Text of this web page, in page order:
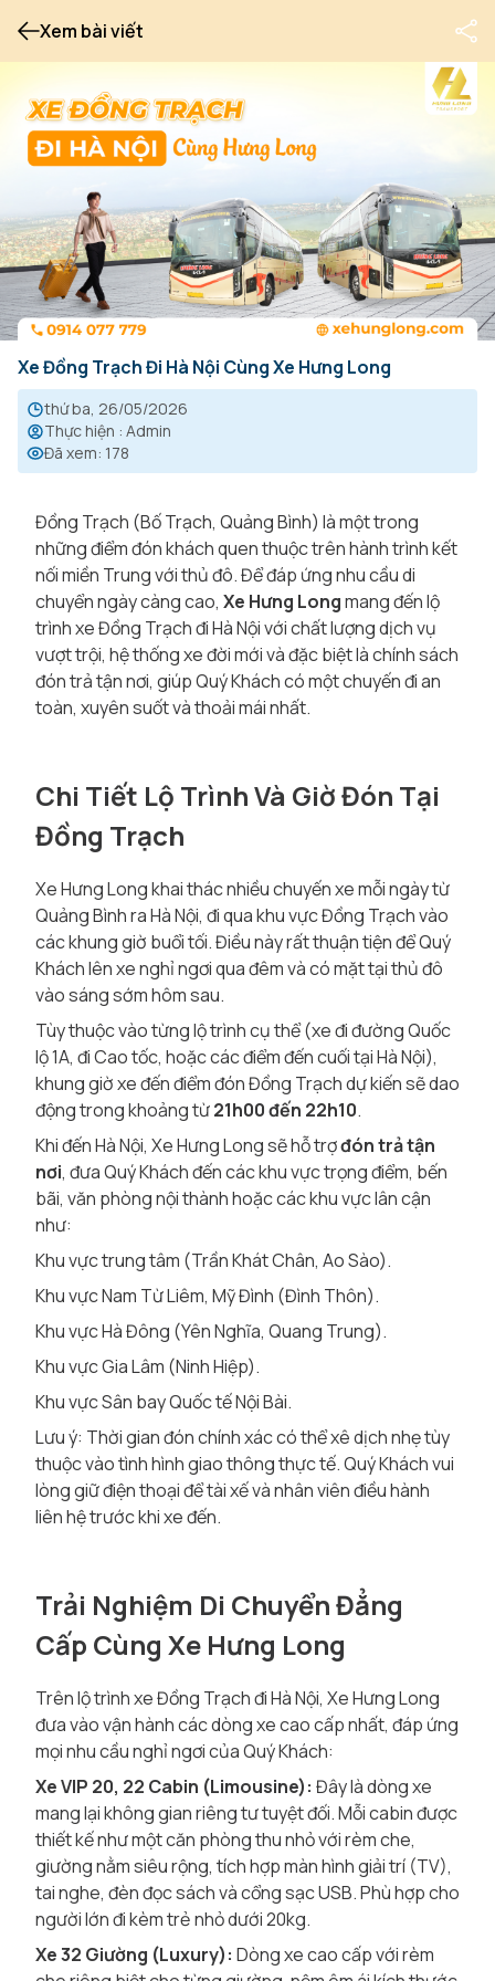
Xem bài viết
Xe Đồng Trạch Đi Hà Nội Cùng Xe Hưng Long
thứ ba, 26/05/2026
Thực hiện : Admin
Đã xem: 178
Đồng Trạch (Bố Trạch, Quảng Bình) là một trong
những điểm đón khách quen thuộc trên hành trình kết
nối miền Trung với thủ đô. Để đáp ứng nhu cầu di
chuyển ngày càng cao, Xe Hưng Longmang đến lộ
trình xe Đồng Trạch đi Hà Nội với chất lượng dịch vụ
vượt trội, hệ thống xe đời mới và đặc biệt là chính sách
đón trả tận nơi, giúp Quý Khách có một chuyến đi an
toàn, xuyên suốt và thoải mái nhất.
Chi Tiết Lộ Trình Và Giờ Đón Tại
Đồng Trạch
Xe Hưng Long khai thác nhiều chuyến xe mỗi ngày từ
Quảng Bình ra Hà Nội, đi qua khu vực Đồng Trạch vào
các khung giờ buổi tối. Điều này rất thuận tiện để Quý
Khách lên xe nghỉ ngơi qua đêm và có mặt tại thủ đô
vào sáng sớm hôm sau.
Tùy thuộc vào từng lộ trình cụ thể (xe đi đường Quốc
lộ 1A, đi Cao tốc, hoặc các điểm đến cuối tại Hà Nội),
khung giờ xe đến điểm đón Đồng Trạch dự kiến sẽ dao
động trong khoảng từ21h00 đến 22h10.
Khi đến Hà Nội, Xe Hưng Long sẽ hỗ trợđón trả tận
nơi, đưa Quý Khách đến các khu vực trọng điểm, bến
bãi, văn phòng nội thành hoặc các khu vực lân cận
như:
Khu vực trung tâm (Trần Khát Chân, Ao Sào).
Khu vực Nam Từ Liêm, Mỹ Đình (Đình Thôn).
Khu vực Hà Đông (Yên Nghĩa, Quang Trung).
Khu vực Gia Lâm (Ninh Hiệp).
Khu vực Sân bay Quốc tế Nội Bài.
Lưu ý: Thời gian đón chính xác có thể xê dịch nhẹ tùy
thuộc vào tình hình giao thông thực tế. Quý Khách vui
lòng giữ điện thoại để tài xế và nhân viên điều hành
liên hệ trước khi xe đến.
Trải Nghiệm Di Chuyển Đẳng
Cấp Cùng Xe Hưng Long
Trên lộ trình xe Đồng Trạch đi Hà Nội, Xe Hưng Long
đưa vào vận hành các dòng xe cao cấp nhất, đáp ứng
mọi nhu cầu nghỉ ngơi của Quý Khách:
Xe VIP 20, 22 Cabin (Limousine): Đây là dòng xe
mang lại không gian riêng tư tuyệt đối. Mỗi cabin được
thiết kế như một căn phòng thu nhỏ với rèm che,
giường nằm siêu rộng, tích hợp màn hình giải trí (TV),
tai nghe, đèn đọc sách và cổng sạc USB. Phù hợp cho
người lớn đi kèm trẻ nhỏ dưới 20kg.
Xe 32 Giường (Luxury): Dòng xe cao cấp với rèm